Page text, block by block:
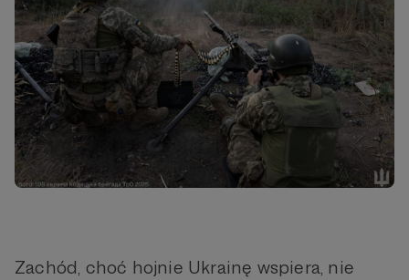
Zachód, choć hojnie Ukrainę wspiera, nie